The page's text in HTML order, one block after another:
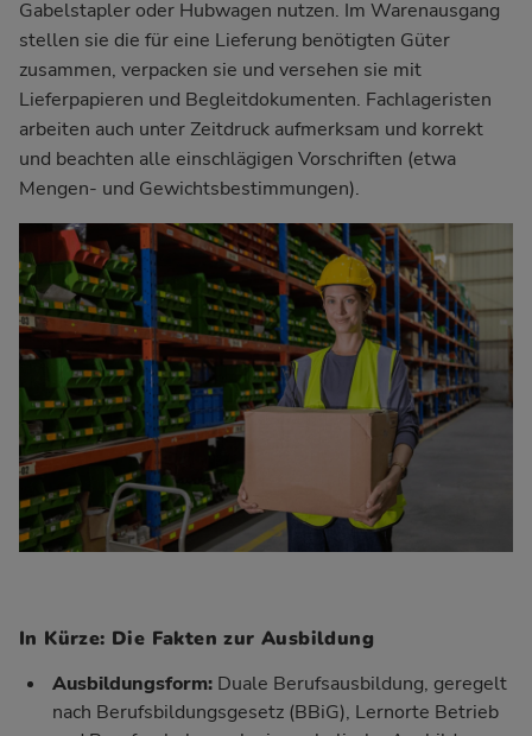
Gabelstapler oder Hubwagen nutzen. Im Warenausgang
stellen sie die für eine Lieferung benötigten Güter
zusammen, verpacken sie und versehen sie mit
Lieferpapieren und Begleitdokumenten. Fachlageristen
arbeiten auch unter Zeitdruck aufmerksam und korrekt
und beachten alle einschlägigen Vorschriften (etwa
Mengen- und Gewichtsbestimmungen).
In Kürze: Die Fakten zur Ausbildung
Ausbildungsform: Duale Berufsausbildung, geregelt
nach Berufsbildungsgesetz (BBiG), Lernorte Betrieb